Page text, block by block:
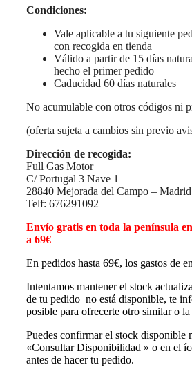
Condiciones:
Vale aplicable a tu siguiente
con recogida en tienda
Válido a partir de 15 días
hecho el primer pedido
Caducidad 60 días naturales
No acumulable con otros códigos ni
(oferta sujeta a cambios sin previo
Dirección de recogida:
Full Gas Motor
C/ Portugal 3 Nave 1
28840 Mejorada del Campo – Madrid
Telf: 676291092
Envío gratis en toda la península
a 69€
En pedidos hasta 69€, los gastos de
Intentamos mantener el stock
de tu pedido no está disponible, te
posible para ofrecerte otro similar o
Puedes confirmar el stock disponible
«Consultar Disponibilidad » o en el
antes de hacer tu pedido.